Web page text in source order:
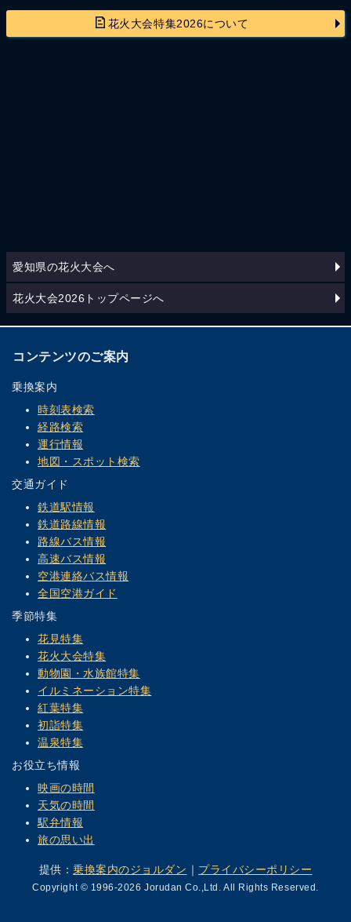
花火大会特集2026について
愛知県の花火大会へ
花火大会2026トップページへ
コンテンツのご案内
乗換案内
時刻表検索
経路検索
運行情報
地図・スポット検索
交通ガイド
鉄道駅情報
鉄道路線情報
路線バス情報
高速バス情報
空港連絡バス情報
全国空港ガイド
季節特集
花見特集
花火大会特集
動物園・水族館特集
イルミネーション特集
紅葉特集
初詣特集
温泉特集
お役立ち情報
映画の時間
天気の時間
駅弁情報
旅の思い出
提供：乗換案内のジョルダン ｜ プライバシーポリシー
Copyright © 1996-2026 Jorudan Co.,Ltd. All Rights Reserved.